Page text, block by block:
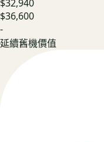
$32,940
$36,600
-
延續舊機價值